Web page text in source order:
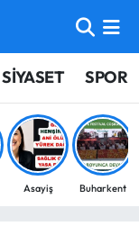
SİYASET SPOR
Asayiş Buharkent